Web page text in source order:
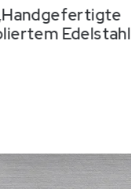
Edelstahl